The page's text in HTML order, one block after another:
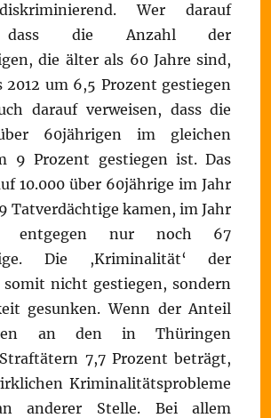
Wer darauf
dass die Anzahl der
die älter als 60 Jahre sind,
2012 um 6,5 Prozent gestiegen
darauf verweisen, dass die
60jährigen im gleichen
9 Prozent gestiegen ist. Das
10.000 über 60jährige im Jahr
Tatverdächtige kamen, im Jahr
entgegen nur noch 67
Die ,Kriminalität‘ der
nicht gestiegen, sondern
gesunken. Wenn der Anteil
an den in Thüringen
7,7 Prozent beträgt,
Kriminalitätsprobleme
anderer Stelle. Bei allem